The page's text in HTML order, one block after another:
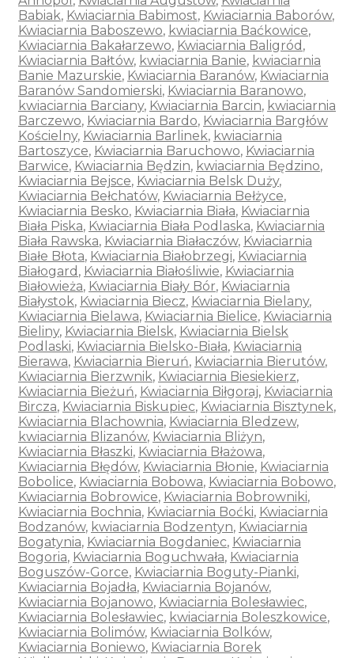
Babiak, Kwiaciarnia Babimost, Kwiaciarnia Baborów,
Kwiaciarnia Baboszewo, kwiaciarnia Baćkowice,
Kwiaciarnia Bakałarzewo, Kwiaciarnia Baligród ,
Kwiaciarnia Bałtów, kwiaciarnia Banie, kwiaciarnia
Banie Mazurskie, Kwiaciarnia Baranów, Kwiaciarnia
Baranów Sandomierski, Kwiaciarnia Baranowo,
kwiaciarnia Barciany, Kwiaciarnia Barcin, kwiaciarnia
Barczewo, Kwiaciarnia Bardo, Kwiaciarnia Bargłów
Kościelny, Kwiaciarnia Barlinek, kwiaciarnia
Bartoszyce, Kwiaciarnia Baruchowo, Kwiaciarnia
Barwice, Kwiaciarnia Będzin, kwiaciarnia Będzino,
Kwiaciarnia Bejsce, Kwiaciarnia Belsk Duży,
Kwiaciarnia Bełchatów, Kwiaciarnia Bełżyce,
Kwiaciarnia Besko, Kwiaciarnia Biała, Kwiaciarnia
Biała Piska, Kwiaciarnia Biała Podlaska, Kwiaciarnia
Biała Rawska, Kwiaciarnia Białaczów, Kwiaciarnia
Białe Błota, Kwiaciarnia Białobrzegi, Kwiaciarnia
Białogard , Kwiaciarnia Białośliwie, Kwiaciarnia
Białowieża, Kwiaciarnia Biały Bór, Kwiaciarnia
Białystok, Kwiaciarnia Biecz, Kwiaciarnia Bielany,
Kwiaciarnia Bielawa, Kwiaciarnia Bielice, Kwiaciarnia
Bieliny, Kwiaciarnia Bielsk, Kwiaciarnia Bielsk
Podlaski, Kwiaciarnia Bielsko-Biała, Kwiaciarnia
Bierawa, Kwiaciarnia Bieruń, Kwiaciarnia Bierutów,
Kwiaciarnia Bierzwnik, Kwiaciarnia Biesiekierz,
Kwiaciarnia Bieżuń, Kwiaciarnia Biłgoraj, Kwiaciarnia
Bircza, Kwiaciarnia Biskupiec, Kwiaciarnia Bisztynek,
Kwiaciarnia Blachownia, Kwiaciarnia Bledzew,
kwiaciarnia Blizanów, Kwiaciarnia Bliżyn,
Kwiaciarnia Błaszki, Kwiaciarnia Błażowa,
Kwiaciarnia Błędów, Kwiaciarnia Błonie, Kwiaciarnia
Bobolice, Kwiaciarnia Bobowa, Kwiaciarnia Bobowo,
Kwiaciarnia Bobrowice, Kwiaciarnia Bobrowniki,
Kwiaciarnia Bochnia, Kwiaciarnia Boćki, Kwiaciarnia
Bodzanów, kwiaciarnia Bodzentyn, Kwiaciarnia
Bogatynia, Kwiaciarnia Bogdaniec, Kwiaciarnia
Bogoria, Kwiaciarnia Boguchwała, Kwiaciarnia
Boguszów-Gorce, Kwiaciarnia Boguty-Pianki,
Kwiaciarnia Bojadła, Kwiaciarnia Bojanów,
Kwiaciarnia Bojanowo, Kwiaciarnia Bolesławiec,
Kwiaciarnia Bolesławiec, kwiaciarnia Boleszkowice,
Kwiaciarnia Bolimów, Kwiaciarnia Bolków,
Kwiaciarnia Boniewo, Kwiaciarnia Borek